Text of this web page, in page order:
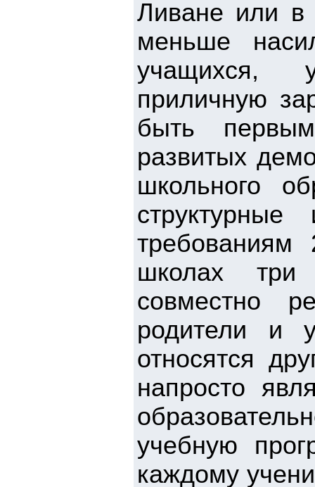
Ливане или в
меньше
учащихся,
приличную
быть
развитых
школьного
структурные
требованиям
школах три
совместно
родители и
относятся
напросто
учебную
каждому